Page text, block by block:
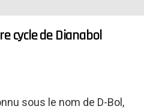
cycle de Dianabol
sous le nom de D-Bol,